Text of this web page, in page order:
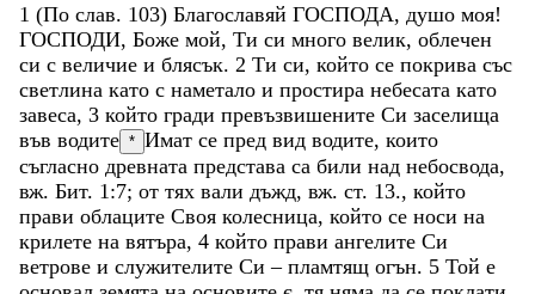
1 (По слав. 103) Благославяй ГОСПОДА, душо моя!
ГОСПОДИ, Боже мой, Ти си много велик, облечен
си с величие и блясък. 2 Ти си, който се покрива със
светлина като с наметало и простира небесата като
завеса, 3 който гради превъзвишените Си заселища
във водите * Имат се пред вид водите, които
съгласно древната представа са били над небосвода,
вж. Бит. 1:7; от тях вали дъжд, вж. ст. 13., който
прави облаците Своя колесница, който се носи на
крилете на вятъра, 4 който прави ангелите Си
ветрове и служителите Си– пламтящ огън. 5 Той е